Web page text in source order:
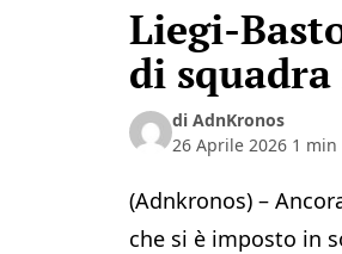
Liegi-
di
di AdnKronos
26 Aprile 2026 1
(Adnkronos) –
che si è imposto in